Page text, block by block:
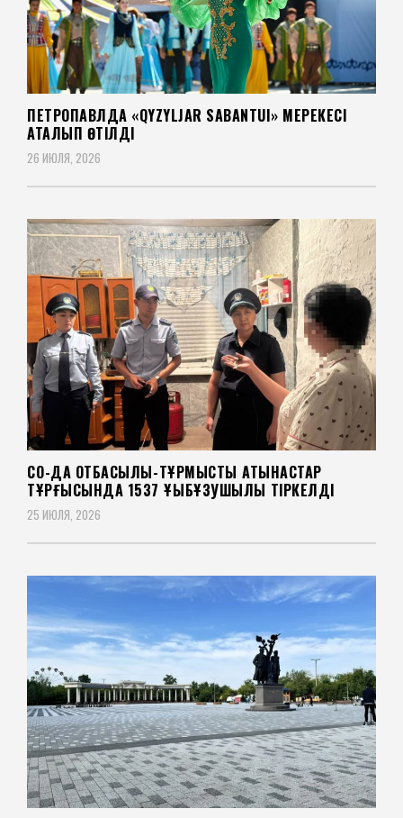
ПЕТРОПАВЛДА «QYZYLJAR SABANTUI» МЕРЕКЕСІ
АТАЛЫП ӨТІЛДІ
26 ИЮЛЯ, 2026
СҚО-ДА ОТБАСЫЛЫҚ-ТҰРМЫСТЫҚ ҚАТЫНАСТАР
ТҰРҒЫСЫНДА 1537 ҚҰҚЫҚБҰЗУШЫЛЫҚ ТІРКЕЛДІ
25 ИЮЛЯ, 2026